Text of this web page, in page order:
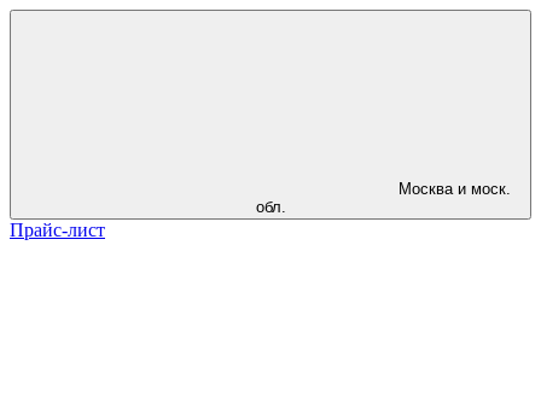
Москва и моск.
обл.
Прайс-лист